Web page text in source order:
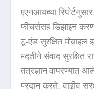
एएनआयच्या
फीचर्ससह डिझाइन
टू-एंड सुरक्षित मोबाइल
मदतीने संवाद सुरक्षित
तंत्रज्ञान वापरण्यात
प्रदान करते. वाढीव